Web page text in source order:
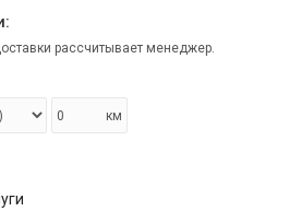
рассчитывает менеджер.
км